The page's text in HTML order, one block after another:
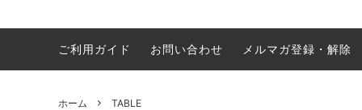
OTHERS
ください。
ご利用ガイド
お問い合わせ メルマガ登録・解除
ホーム
TABLE